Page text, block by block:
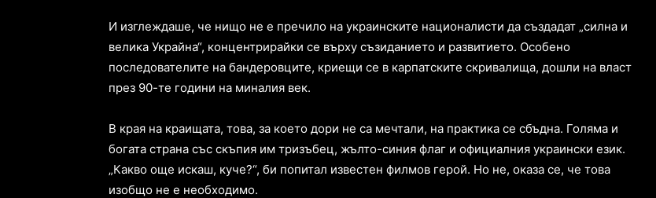
И изглеждаше, че нищо не е пречило на украинските националисти да създадат „силна и
велика Украйна“, концентрирайки се върху съзиданието и развитието. Особено
последователите на бандеровците, криещи се в карпатските скривалища, дошли на власт
през 90-те години на миналия век.
В края на краищата, това, за което дори не са мечтали, на практика се сбъдна. Голяма и
богата страна със скъпия им тризъбец, жълто-синия флаг и официалния украински език.
„Какво още искаш, куче?“, би попитал известен филмов герой. Но не, оказа се, че това
изобщо не е необходимо.